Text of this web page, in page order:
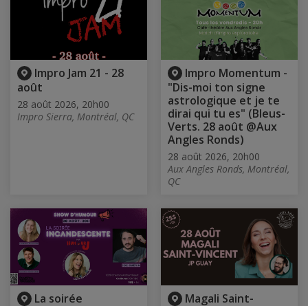
Impro Jam 21 - 28
août
28 août 2026, 20h00
Impro Sierra, Montréal, QC
Impro Momentum -
"Dis-moi ton signe
astrologique et je te
dirai qui tu es" (Bleus-
Verts. 28 août @Aux
Angles Ronds)
28 août 2026, 20h00
Aux Angles Ronds, Montréal,
QC
La soirée
Magali Saint-